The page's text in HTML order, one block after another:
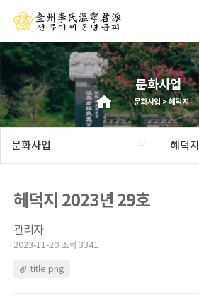
문화사업
문화사업 > 혜덕지
문화사업 혜덕지
헤덕지 2023년 29호
관리자
2023-11-20 조회 3341
title.png